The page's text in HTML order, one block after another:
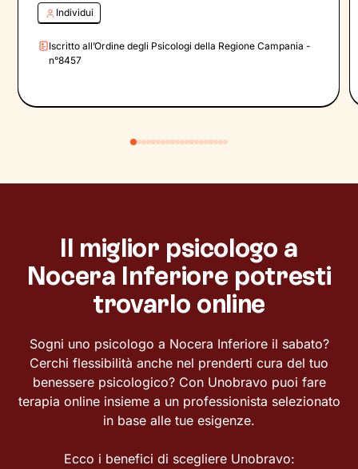
Individui
Iscritto all’Ordine degli Psicologi della Regione Campania -
n°8457
Il miglior psicologo a
Nocera Inferiore potresti
trovarlo online
Sogni uno psicologo a Nocera Inferiore il sabato?
Cerchi flessibilità anche nel prenderti cura del tuo
benessere psicologico? Con Unobravo puoi fare
terapia online insieme a un professionista selezionato
in base alle tue esigenze.
Ecco i benefici di scegliere Unobravo: